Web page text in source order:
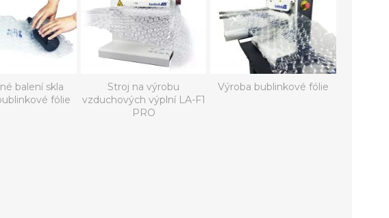
balení skla
fólie
Stroj na výrobu
vzduchových výplní LA-F1
PRO
Výroba bublinkové fólie